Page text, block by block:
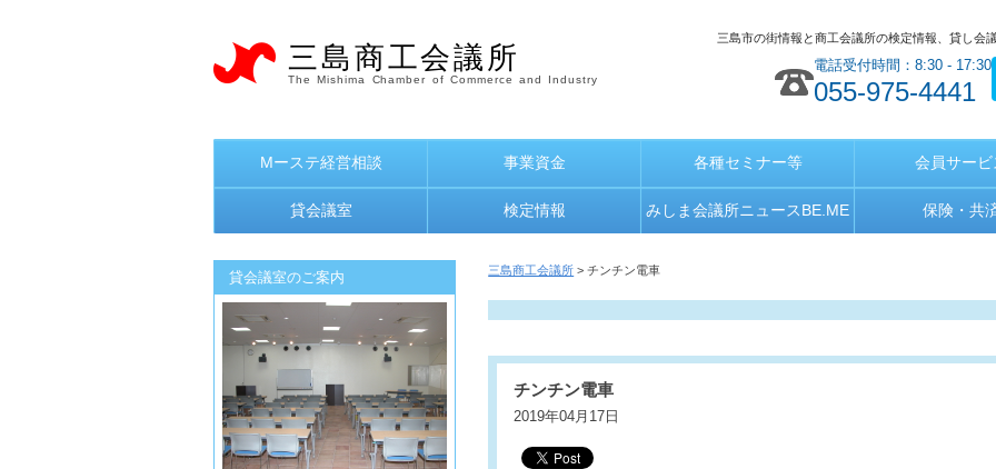
三島商工会議所
The Mishima Chamber of Commerce and Industry
三島市の街情報と商工会議所の検定情報、貸し会
電話受付時間：8:30 - 17:30
055-975-4441
Mーステ経営相談 事業資金 各種セミナー等 会員サービ
貸会議室 検定情報 みしま会議所ニュースBE.ME 保険・共
三島商工会議所 > チンチン電車
チンチン電車
2019年04月17日
貸会議室のご案内